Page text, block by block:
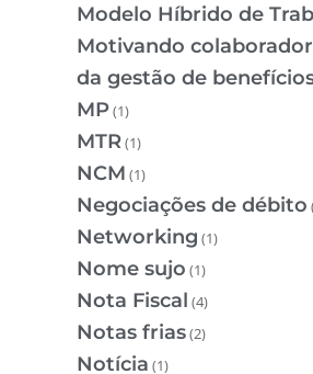
Modelo Híbrido de
Motivando
da gestão de
MP(1)
MTR(1)
NCM (1)
Negociações de débito
Networking (1)
Nome sujo (1)
Nota Fiscal (4)
Notas frias(2)
Notícia (1)